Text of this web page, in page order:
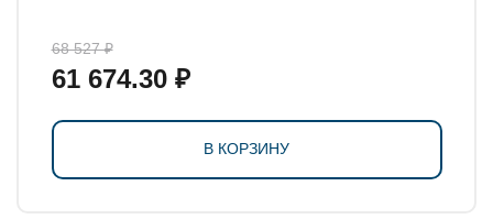
68 527 ₽
61 674.30 ₽
В КОРЗИНУ